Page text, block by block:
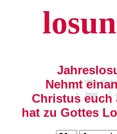
Nehmt
Christus euch
hat zu Gottes